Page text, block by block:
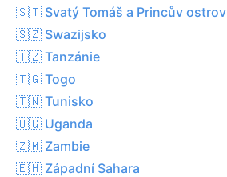
🇸🇹 Svatý Tomáš a Princův ostrov
🇸🇿 Swazijsko
🇹🇿 Tanzánie
🇹🇬 Togo
🇹🇳 Tunisko
🇺🇬 Uganda
🇿🇲 Zambie
🇪🇭 Západní Sahara